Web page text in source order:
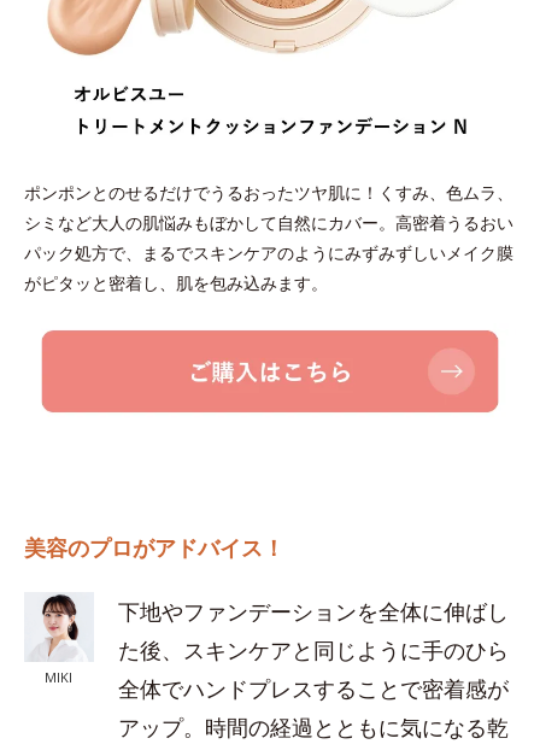
ポンポンとのせるだけでうるおったツヤ肌に！くすみ、色ムラ、
シミなど大人の肌悩みもぼかして自然にカバー。高密着うるおい
パック処方で、まるでスキンケアのようにみずみずしいメイク膜
がピタッと密着し、肌を包み込みます。
美容のプロがアドバイス！
MIKI
下地やファンデーションを全体に伸ばし
た後、スキンケアと同じように手のひら
全体でハンドプレスすることで密着感が
アップ。時間の経過とともに気になる乾